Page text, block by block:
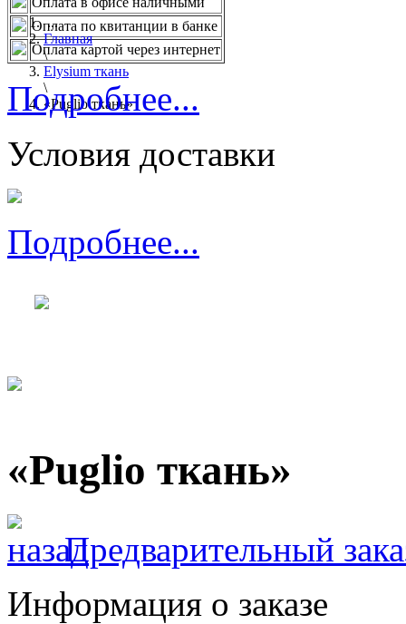
...
Главная
\
Elysium ткань
\
«Puglio ткань»
Оплата по квитанции в банке
Оплата картой через интернет
Подробнее...
Условия доставки
Подробнее...
«Puglio ткань»
Предварительный
Информация о заказе